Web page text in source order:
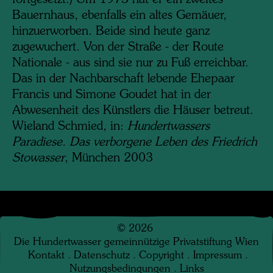
Bauernhaus, ebenfalls ein altes Gemäuer,
hinzuerworben. Beide sind heute ganz
zugewuchert. Von der Straße - der Route
Nationale - aus sind sie nur zu Fuß erreichbar.
Das in der Nachbarschaft lebende Ehepaar
Francis und Simone Goudet hat in der
Abwesenheit des Künstlers die Häuser betreut.
Wieland Schmied, in: Hundertwassers
Paradiese. Das verborgene Leben des Friedrich
Stowasser, München 2003
© 2026
Die Hundertwasser gemeinnützige Privatstiftung Wien
Kontakt . Datenschutz . Copyright . Impressum .
Nutzungsbedingungen . Links